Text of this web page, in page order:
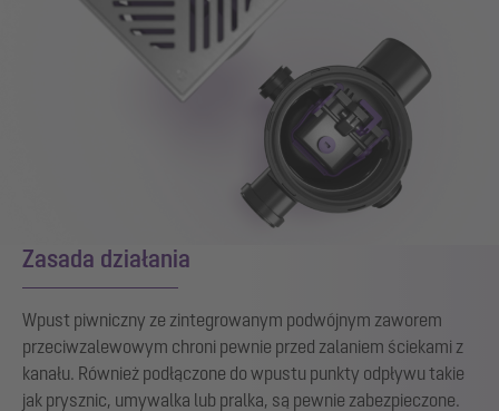
Zasada działania
Wpust piwniczny ze zintegrowanym podwójnym zaworem
przeciwzalewowym chroni pewnie przed zalaniem ściekami z
kanału. Również podłączone do wpustu punkty odpływu takie
jak prysznic, umywalka lub pralka, są pewnie zabezpieczone.